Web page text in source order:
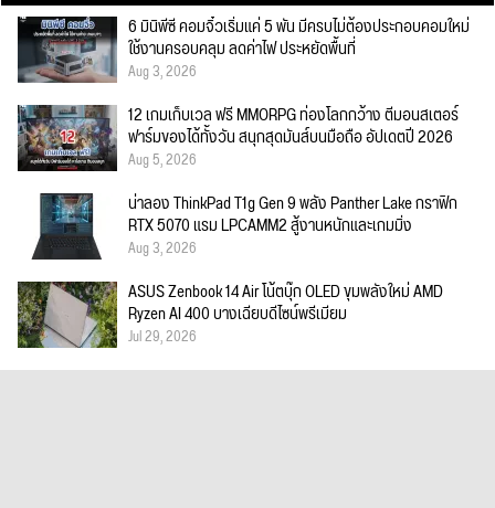
6 มินิพีซี คอมจิ๋วเริ่มแค่ 5 พัน มีครบไม่ต้องประกอบคอมใหม่
ใช้งานครอบคลุม ลดค่าไฟ ประหยัดพื้นที่
Aug 3, 2026
12 เกมเก็บเวล ฟรี MMORPG ท่องโลกกว้าง ตีมอนสเตอร์
ฟาร์มของได้ทั้งวัน สนุกสุดมันส์บนมือถือ อัปเดตปี 2026
Aug 5, 2026
น่าลอง ThinkPad T1g Gen 9 พลัง Panther Lake กราฟิก
RTX 5070 แรม LPCAMM2 สู้งานหนักและเกมมิ่ง
Aug 3, 2026
ASUS Zenbook 14 Air โน้ตบุ๊ก OLED ขุมพลังใหม่ AMD
Ryzen AI 400 บางเฉียบดีไซน์พรีเมียม
Jul 29, 2026